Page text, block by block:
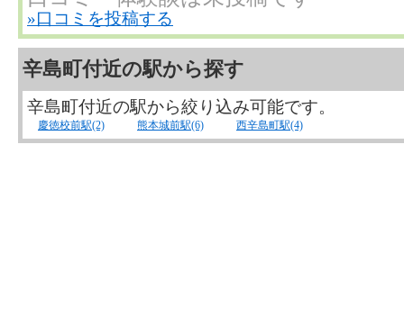
»口コミを投稿する
辛島町付近の駅から探す
辛島町付近の駅から絞り込み可能です。
慶徳校前駅(2) 熊本城前駅(6) 西辛島町駅(4)